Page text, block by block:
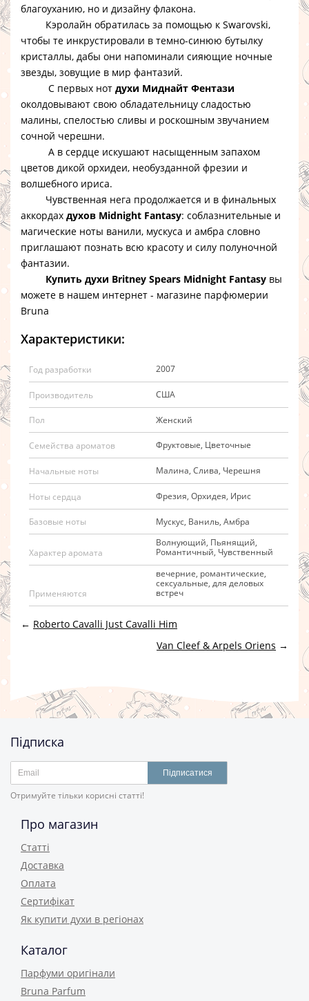
благоуханию, но и дизайну флакона.
Кэролайн обратилась за помощью к Swarovski,
чтобы те инкрустировали в темно-синюю бутылку
кристаллы, дабы они напоминали сияющие ночные
звезды, зовущие в мир фантазий.
С первых нот духи Миднайт Фентази
околдовывают свою обладательницу сладостью
малины, спелостью сливы и роскошным звучанием
сочной черешни.
А в сердце искушают насыщенным запахом
цветов дикой орхидеи, необузданной фрезии и
волшебного ириса.
Чувственная нега продолжается и в финальных
аккордах духов Midnight Fantasy: соблазнительные и
магические ноты ванили, мускуса и амбра словно
приглашают познать всю красоту и силу полуночной
фантазии.
Купить духи Britney Spears Midnight Fantasy вы
можете в нашем интернет - магазине парфюмерии
Bruna
Характеристики:
Год разработки 2007
Производитель США
Пол Женский
Семейства ароматов Фруктовые, Цветочные
Начальные ноты Малина, Слива, Черешня
Ноты сердца Фрезия, Орхидея, Ирис
Базовые ноты Мускус, Ваниль, Амбра
Характер аромата
Волнующий, Пьянящий,
Романтичный, Чувственный
Применяются
вечерние, романтические,
сексуальные, для деловых
встреч
← Roberto Cavalli Just Cavalli Him
Van Cleef & Arpels Oriens →
Підписка
Підписатися
Отримуйте тільки корисні статті!
Про магазин
Статті
Доставка
Оплата
Сертифікат
Як купити духи в регіонах
Каталог
Парфуми оригінали
Bruna Parfum